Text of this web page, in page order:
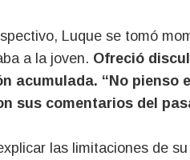
Luque se tomó
a la joven. Ofreció
acumulada. “No pienso
sus comentarios del
las limitaciones de